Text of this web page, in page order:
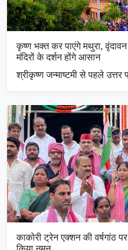
कृष्ण भक्त कर पाएंगे मथुरा, वृंदावन
मंदिरों के दर्शन होंगे आसान
श्रीकृष्ण जन्माष्टमी से पहले
काकोरी ट्रेन एक्शन की वर्षगांठ